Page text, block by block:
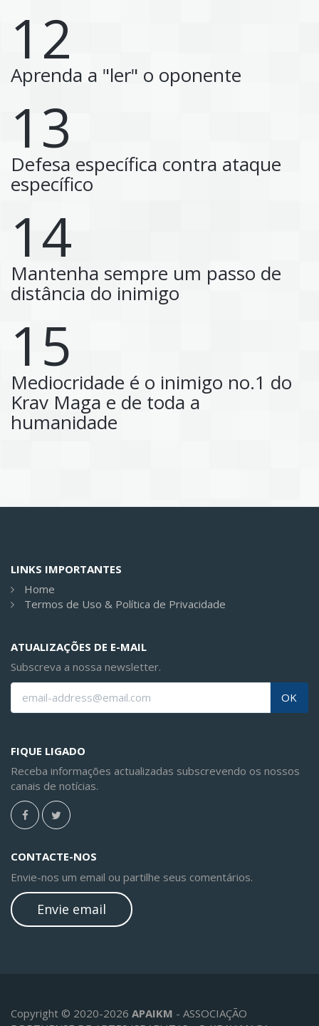
12
Aprenda a "ler" o oponente
13
Defesa específica contra ataque
específico
14
Mantenha sempre um passo de
distância do inimigo
15
Mediocridade é o inimigo no.1 do
Krav Maga e de toda a
humanidade
LINKS IMPORTANTES
Home
Termos de Uso & Política de Privacidade
ATUALIZAÇÕES DE E-MAIL
Subscreva a nossa newsletter.
OK
FIQUE LIGADO
Receba informações actualizadas subscrevendo os nossos
canais de notícias.
CONTACTE-NOS
Envie-nos um email ou partilhe seus comentários.
Envie email
Copyright © 2020-2026 APAIKM - ASSOCIAÇÃO